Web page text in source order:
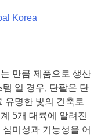
Korea
만큼 제품으로 생산
일 경우, 단팔은 단
유명한 빛의 건축로
5개 대륙에 알려진
미성과 기능성을 어